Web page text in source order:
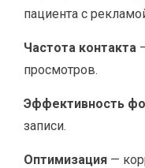
пациента с
Частота контакта
просмотров.
Эффективность
записи.
Оптимизация —